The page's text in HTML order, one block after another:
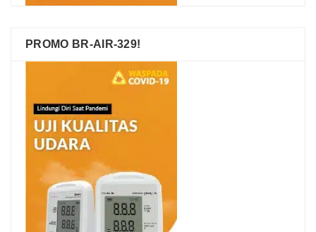
PROMO BR-AIR-329!